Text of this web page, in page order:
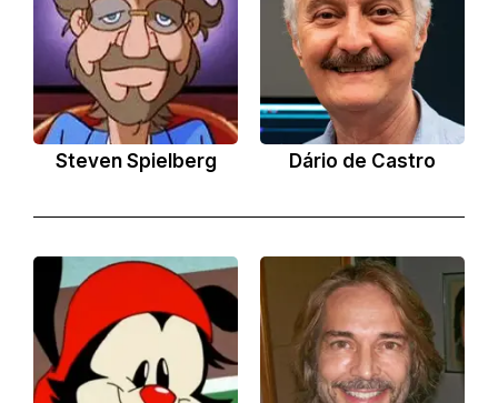
Steven Spielberg Dário de Castro